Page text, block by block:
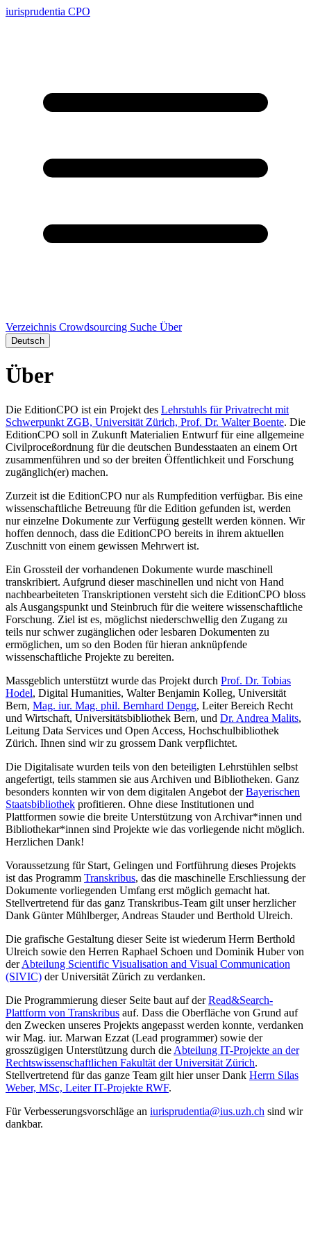
iurisprudentia CPO
Verzeichnis Crowdsourcing Suche Über
Deutsch
Über
Die EditionCPO ist ein Projekt des Lehrstuhls für Privatrecht mit
Schwerpunkt ZGB, Universität Zürich, Prof. Dr. Walter Boente. Die
EditionCPO soll in Zukunft Materialien Entwurf für eine allgemeine
Civilproceßordnung für die deutschen Bundesstaaten an einem Ort
zusammenführen und so der breiten Öffentlichkeit und Forschung
zugänglich(er) machen.
Zurzeit ist die EditionCPO nur als Rumpfedition verfügbar. Bis eine
wissenschaftliche Betreuung für die Edition gefunden ist, werden
nur einzelne Dokumente zur Verfügung gestellt werden können. Wir
hoffen dennoch, dass die EditionCPO bereits in ihrem aktuellen
Zuschnitt von einem gewissen Mehrwert ist.
Ein Grossteil der vorhandenen Dokumente wurde maschinell
transkribiert. Aufgrund dieser maschinellen und nicht von Hand
nachbearbeiteten Transkriptionen versteht sich die EditionCPO bloss
als Ausgangspunkt und Steinbruch für die weitere wissenschaftliche
Forschung. Ziel ist es, möglichst niederschwellig den Zugang zu
teils nur schwer zugänglichen oder lesbaren Dokumenten zu
ermöglichen, um so den Boden für hieran anknüpfende
wissenschaftliche Projekte zu bereiten.
Massgeblich unterstützt wurde das Projekt durch Prof. Dr. Tobias
Hodel, Digital Humanities, Walter Benjamin Kolleg, Universität
Bern, Mag. iur. Mag. phil. Bernhard Dengg, Leiter Bereich Recht
und Wirtschaft, Universitätsbibliothek Bern, und Dr. Andrea Malits,
Leitung Data Services und Open Access, Hochschulbibliothek
Zürich. Ihnen sind wir zu grossem Dank verpflichtet.
Die Digitalisate wurden teils von den beteiligten Lehrstühlen selbst
angefertigt, teils stammen sie aus Archiven und Bibliotheken. Ganz
besonders konnten wir von dem digitalen Angebot derBayerischen
Staatsbibliothek profitieren. Ohne diese Institutionen und
Plattformen sowie die breite Unterstützung von Archivar*innen und
Bibliothekar*innen sind Projekte wie das vorliegende nicht möglich.
Herzlichen Dank!
Voraussetzung für Start, Gelingen und Fortführung dieses Projekts
ist das Programm Transkribus, das die maschinelle Erschliessung der
Dokumente vorliegenden Umfang erst möglich gemacht hat.
Stellvertretend für das ganz Transkribus-Team gilt unser herzlicher
Dank Günter Mühlberger, Andreas Stauder und Berthold Ulreich.
Die grafische Gestaltung dieser Seite ist wiederum Herrn Berthold
Ulreich sowie den Herren Raphael Schoen und Dominik Huber von
derAbteilung Scientific Visualisation and Visual Communication
(SIVIC) der Universität Zürich zu verdanken.
Die Programmierung dieser Seite baut auf derRead&Search-
Plattform von Transkribus auf. Dass die Oberfläche von Grund auf
den Zwecken unseres Projekts angepasst werden konnte, verdanken
wir Mag. iur. Marwan Ezzat (Lead programmer) sowie der
grosszügigen Unterstützung durch die Abteilung IT-Projekte an der
Rechtswissenschaftlichen Fakultät der Universität Zürich.
Stellvertretend für das ganze Team gilt hier unser Dank Herrn Silas
Weber, MSc, Leiter IT-Projekte RWF.
Für Verbesserungsvorschläge an iurisprudentia@ius.uzh.ch sind wir
dankbar.